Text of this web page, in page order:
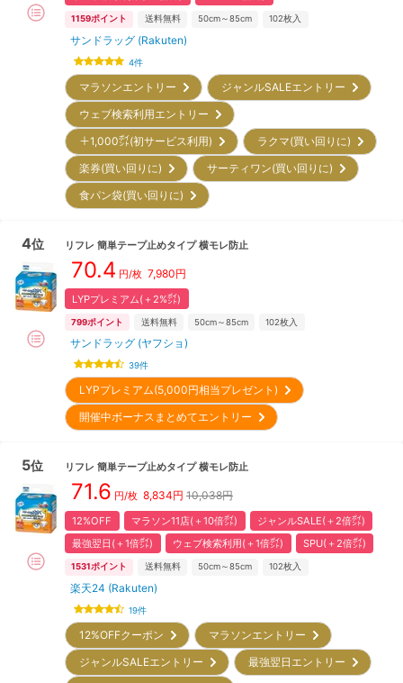
1159ポイント 送料無料 50cm～85cm 102枚入
サンドラッグ (Rakuten)
4件
マラソンエントリー
ジャンルSALEエントリー
ウェブ検索利用エントリー
＋1,000㌽(初サービス利用)
ラクマ(買い回りに)
楽券(買い回りに)
サーティワン(買い回りに)
食パン袋(買い回りに)
4位 リフレ 簡単テープ止めタイプ 横モレ防止
70.4 円/枚 7,980円
LYPプレミアム(＋2%㌽)
799ポイント 送料無料 50cm～85cm 102枚入
サンドラッグ (ヤフショ)
39件
LYPプレミアム(5,000円相当プレゼント)
開催中ボーナスまとめてエントリー
5位 リフレ 簡単テープ止めタイプ 横モレ防止
71.6 円/枚 8,834円 10,038円
12%OFF マラソン11店(＋10倍㌽)
ジャンルSALE(＋2倍㌽)
最強翌日(＋1倍㌽)
ウェブ検索利用(＋1倍㌽) SPU(＋2倍㌽)
1531ポイント 送料無料 50cm～85cm 102枚入
楽天24 (Rakuten)
19件
12%OFFクーポン
マラソンエントリー
ジャンルSALEエントリー
最強翌日エントリー